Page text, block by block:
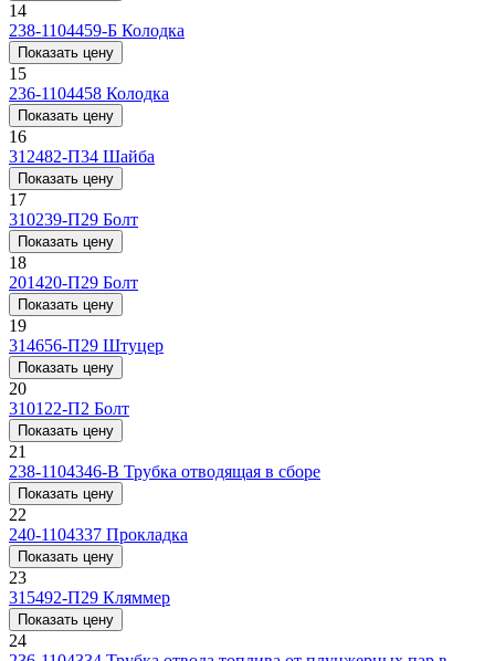
14
238-1104459-Б Колодка
Показать цену
15
236-1104458 Колодка
Показать цену
16
312482-П34 Шайба
Показать цену
17
310239-П29 Болт
Показать цену
18
201420-П29 Болт
Показать цену
19
314656-П29 Штуцер
Показать цену
20
310122-П2 Болт
Показать цену
21
238-1104346-В Трубка отводящая в сборе
Показать цену
22
240-1104337 Прокладка
Показать цену
23
315492-П29 Кляммер
Показать цену
24